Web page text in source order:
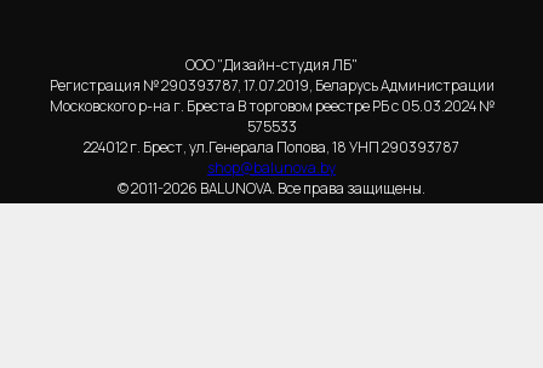
ООО "Дизайн-студия ЛБ"
Регистрация № 290393787, 17.07.2019, Беларусь Администрации
Московского р-на г. Бреста В торговом реестре РБ с 05.03.2024 №
575533
224012 г. Брест, ул.Генерала Попова, 18 УНП 290393787
shop@balunova.by
© 2011-2026 BALUNOVA. Все права защищены.